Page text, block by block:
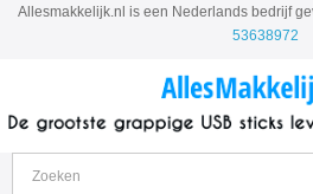
Allesmakkelijk.nl is een Nederlands bedrijf
53638972